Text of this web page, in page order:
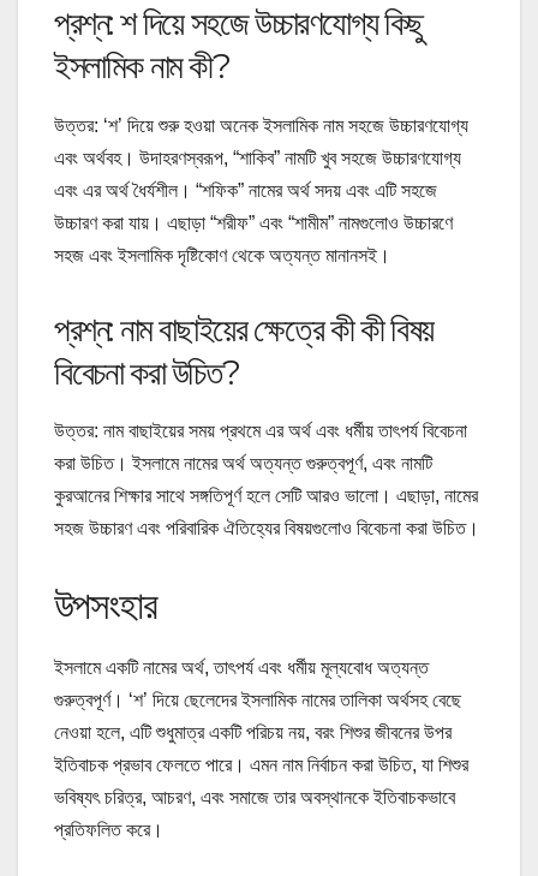
প্রশ্ন: শ দিয়ে সহজে উচ্চারণযোগ্য কিছু
ইসলামিক নাম কী?
উত্তর: ‘শ’ দিয়ে শুরু হওয়া অনেক ইসলামিক নাম সহজে উচ্চারণযোগ্য
এবং অর্থবহ। উদাহরণস্বরূপ, “শাকিব” নামটি খুব সহজে উচ্চারণযোগ্য
এবং এর অর্থ ধৈর্যশীল। “শফিক” নামের অর্থ সদয় এবং এটি সহজে
উচ্চারণ করা যায়। এছাড়া “শরীফ” এবং “শামীম” নামগুলোও উচ্চারণে
সহজ এবং ইসলামিক দৃষ্টিকোণ থেকে অত্যন্ত মানানসই।
প্রশ্ন: নাম বাছাইয়ের ক্ষেত্রে কী কী বিষয়
বিবেচনা করা উচিত?
উত্তর: নাম বাছাইয়ের সময় প্রথমে এর অর্থ এবং ধর্মীয় তাৎপর্য বিবেচনা
করা উচিত। ইসলামে নামের অর্থ অত্যন্ত গুরুত্বপূর্ণ, এবং নামটি
কুরআনের শিক্ষার সাথে সঙ্গতিপূর্ণ হলে সেটি আরও ভালো। এছাড়া, নামের
সহজ উচ্চারণ এবং পরিবারিক ঐতিহ্যের বিষয়গুলোও বিবেচনা করা উচিত।
উপসংহার
ইসলামে একটি নামের অর্থ, তাৎপর্য এবং ধর্মীয় মূল্যবোধ অত্যন্ত
গুরুত্বপূর্ণ। ‘শ’ দিয়ে ছেলেদের ইসলামিক নামের তালিকা অর্থসহ বেছে
নেওয়া হলে, এটি শুধুমাত্র একটি পরিচয় নয়, বরং শিশুর জীবনের উপর
ইতিবাচক প্রভাব ফেলতে পারে। এমন নাম নির্বাচন করা উচিত, যা শিশুর
ভবিষ্যৎ চরিত্র, আচরণ, এবং সমাজে তার অবস্থানকে ইতিবাচকভাবে
প্রতিফলিত করে।